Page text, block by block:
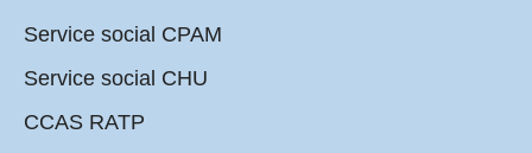
Service social CPAM
Service social CHU
CCAS RATP